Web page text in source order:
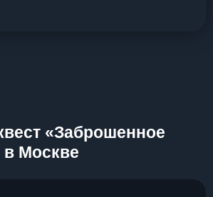
«Заброшенное
Москве